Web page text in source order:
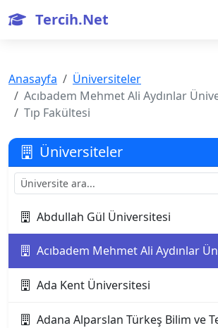
Tercih.Net
Anasayfa
Üniversiteler
Acıbadem Mehmet Ali Aydınlar
Tıp Fakültesi
Üniversiteler
Abdullah Gül Üniversitesi
Acıbadem Mehmet Ali Aydınlar
Ada Kent Üniversitesi
Adana Alparslan Türkeş Bilim ve